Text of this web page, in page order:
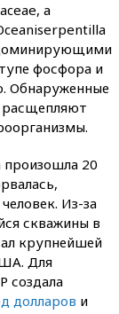
а
фосфора и
Обнаруженные
расщепляют
20
Из-за
скважины в
крупнейшей
Для
создала
долларов и